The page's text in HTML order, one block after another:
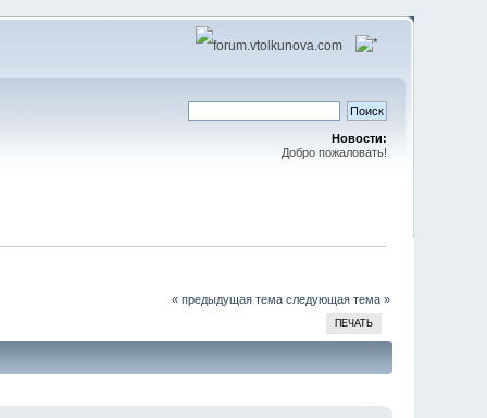
Новости:
Добро пожаловать!
« предыдущая тема следующая тема »
ПЕЧАТЬ